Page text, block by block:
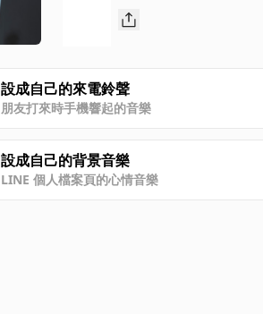
設成自己的來電鈴聲
朋友打來時手機響起的音樂
設成自己的背景音樂
LINE 個人檔案頁的心情音樂